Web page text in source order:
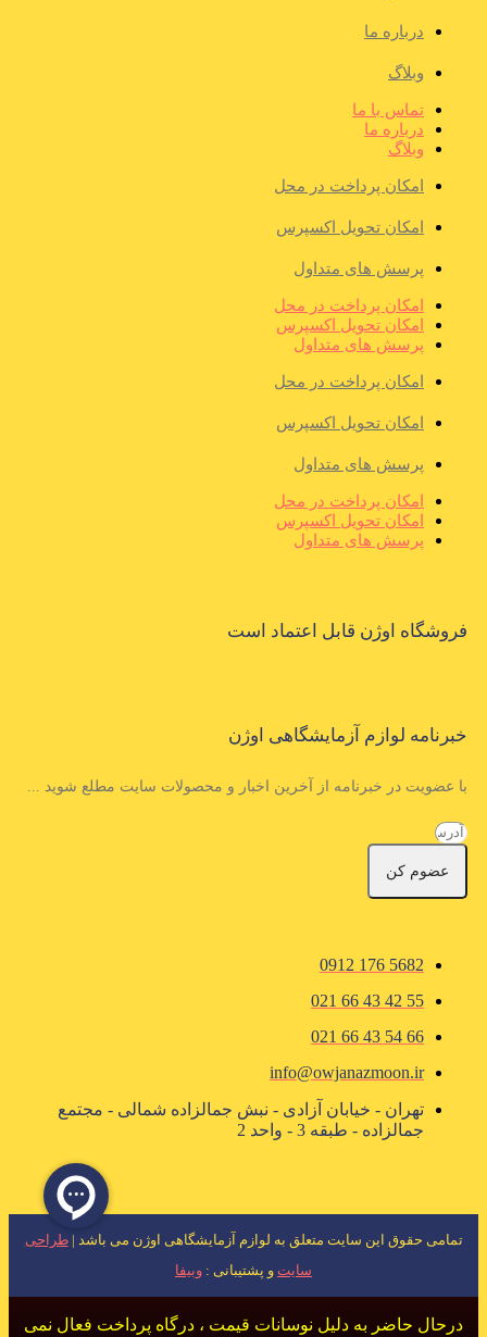
درباره ما
وبلاگ
تماس با ما
درباره ما
وبلاگ
امکان پرداخت در محل
امکان تحویل اکسپرس
پرسش های متداول
امکان پرداخت در محل
امکان تحویل اکسپرس
پرسش های متداول
امکان پرداخت در محل
امکان تحویل اکسپرس
پرسش های متداول
امکان پرداخت در محل
امکان تحویل اکسپرس
پرسش های متداول
فروشگاه اوژن قابل اعتماد است
خبرنامه لوازم آزمایشگاهی اوژن
با عضویت در خبرنامه از آخرین اخبار و محصولات سایت مطلع شوید ...
عضوم کن
5682 176 0912
55 42 43 66 021
66 54 43 66 021
info@owjanazmoon.ir
تهران - خیابان آزادی - نبش جمالزاده شمالی - مجتمع
جمالزاده - طبقه 3 - واحد 2
تمامی حقوق این سایت متعلق به لوازم آزمایشگاهی اوژن می باشد |طراحی
سایت و پشتیبانی : وبیفا
درحال حاضر به دلیل نوسانات قیمت ، درگاه پرداخت فعال نمی